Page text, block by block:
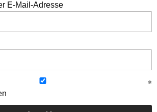
E-Mail-Adresse